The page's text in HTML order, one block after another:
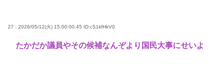
27 : 2026/05/12(火) 15:00:00.45 ID:cS1kfHkV0
たかだか議員やその候補なんぞより国民大事にせいよ